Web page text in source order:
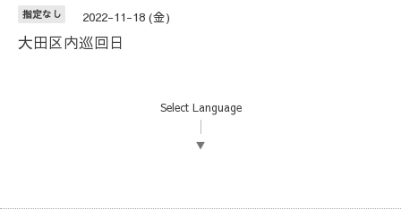
指定なし 2022-11-18 (金)
大田区内巡回日
Select Language
▼